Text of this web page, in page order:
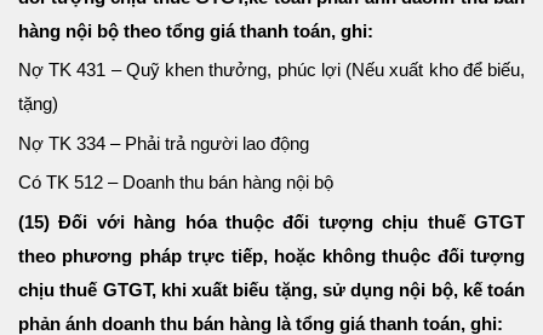
hàng nội bộ theo tổng giá thanh toán, ghi:
Nợ TK 431 – Quỹ khen thưởng, phúc lợi (Nếu xuất kho để biếu,
tặng)
Nợ TK 334 – Phải trả người lao động
Có TK 512 – Doanh thu bán hàng nội bộ
(15) Đối với hàng hóa thuộc đối tượng chịu thuế GTGT
theo phương pháp trực tiếp, hoặc không thuộc đối tượng
chịu thuế GTGT, khi xuất biếu tặng, sử dụng nội bộ, kế toán
phản ánh doanh thu bán hàng là tổng giá thanh toán, ghi: